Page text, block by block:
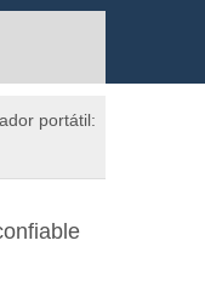
portátil: